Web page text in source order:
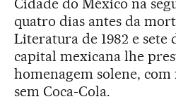
quatro dias antes da
Literatura de 1982 e sete
capital mexicana lhe
homenagem solene, com
sem Coca-Cola.